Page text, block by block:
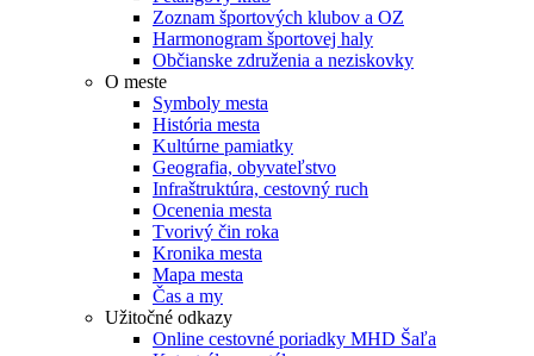
Zoznam športových klubov a OZ
Harmonogram športovej haly
Občianske združenia a neziskovky
O meste
Symboly mesta
História mesta
Kultúrne pamiatky
Geografia, obyvateľstvo
Infraštruktúra, cestovný ruch
Ocenenia mesta
Tvorivý čin roka
Kronika mesta
Mapa mesta
Čas a my
Užitočné odkazy
Online cestovné poriadky MHD Šaľa